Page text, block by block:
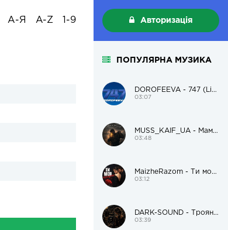
А-Я A-Z 1-9 Авторизація
ПОПУЛЯРНА МУЗИКА
DOROFEEVA - 747 (Live Version)
03:07
MUSS_KAIF_UA - Мам, я пацанам поможу і додому
03:48
MaizheRazom - Ти моя трояндочка
03:12
DARK-SOUND - Троянда чорна
03:39